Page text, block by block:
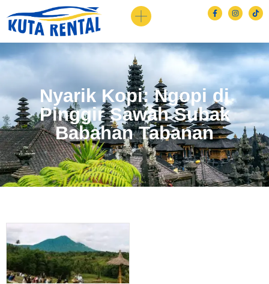
Nyarik Kopi: Ngopi di
Pinggir Sawah Subak
Babahan Tabanan